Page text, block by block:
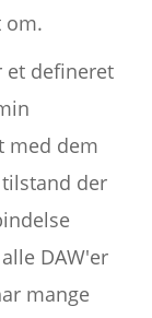
om.
et defineret
med dem
der
DAW'er
mange